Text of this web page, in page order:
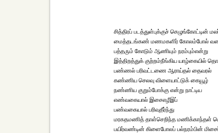
சித்திரப் படத்துள்புக்குச் செழுங்கோட்டின்
மைத்தடங்கண் மணமகளிர் கோலம்போல்
பத்தரும் கோடும் ஆணியும் நரம்பும்என்று
இத்திறத்துக் குற்றம்நீங்கிய யாழ்கையில்
பண்ணல் பரிவட்டணை ஆராய்தல் தைவரல்
கண்ணிய செலவு விளையாட்டுக் கையூழ்
நண்ணிய குறும்போக்கு என்று நாட்டிய
எண்வகையால் இசைஎழீஇப்
பண்வகையால் பரிவுதீர்ந்து
மரகதமணித் தாள்செறிந்த மணிக்காந்தள்
பயிர்வண்டின் கிளைபோலப் பல்நரம்பின்